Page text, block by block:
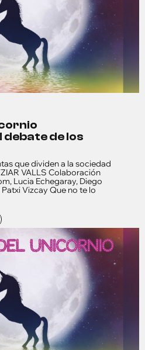
de los
que dividen a la sociedad
VALLS Colaboración
Lucia Echegaray, Diego
Vizcay Que no te lo